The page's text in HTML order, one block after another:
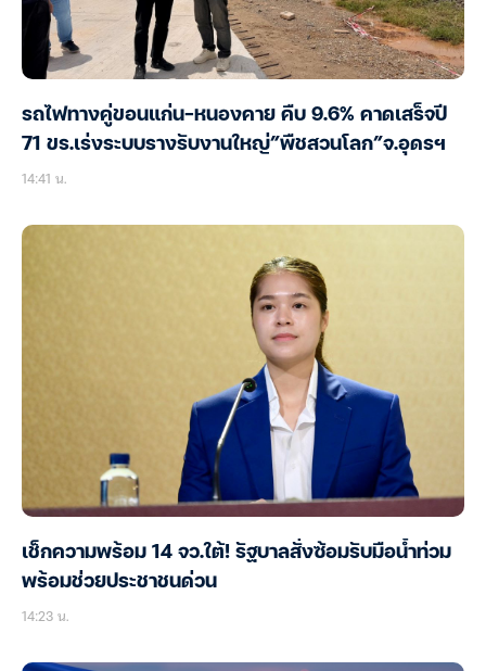
รถไฟทางคู่ขอนแก่น-หนองคาย คืบ 9.6% คาดเสร็จปี
71 ขร.เร่งระบบรางรับงานใหญ่”พืชสวนโลก”จ.อุดรฯ
14:41 น.
เช็กความพร้อม 14 จว.ใต้! รัฐบาลสั่งซ้อมรับมือน้ำท่วม
พร้อมช่วยประชาชนด่วน
14:23 น.